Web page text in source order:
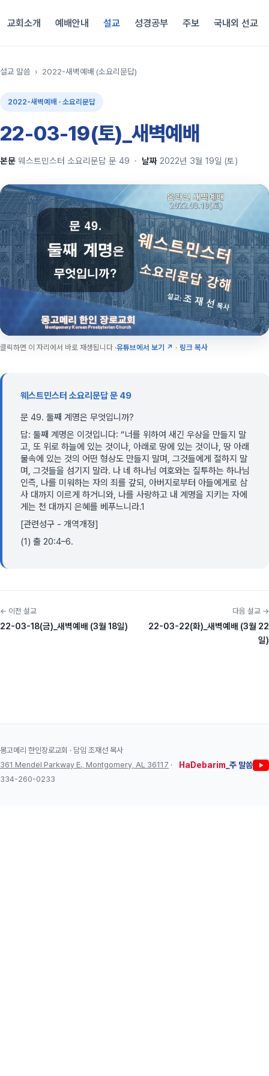
교회소개 예배안내 설교 성경공부 주보 국내외 선교
설교 말씀 › 2022-새벽예배 (소요리문답)
2022-새벽예배 · 소요리문답
22-03-19(토)_새벽예배
본문 웨스트민스터 소요리문답 문 49 · 날짜 2022년 3월 19일 (토)
클릭하면 이 자리에서 바로 재생됩니다 ·유튜브에서 보기 ↗ · 링크 복사
웨스트민스터 소요리문답 문 49
문 49. 둘째 계명은 무엇입니까?
답: 둘째 계명은 이것입니다: “너를 위하여 새긴 우상을 만들지 말
고, 또 위로 하늘에 있는 것이나, 아래로 땅에 있는 것이나, 땅 아래
물속에 있는 것의 어떤 형상도 만들지 말며, 그것들에게 절하지 말
며, 그것들을 섬기지 말라. 나 네 하나님 여호와는 질투하는 하나님
인즉, 나를 미워하는 자의 죄를 갚되, 아버지로부터 아들에게로 삼
사 대까지 이르게 하거니와, 나를 사랑하고 내 계명을 지키는 자에
게는 천 대까지 은혜를 베푸느니라.1
[관련성구 - 개역개정]
(1) 출 20:4–6.
← 이전 설교
22-03-18(금)_새벽예배 (3월 18일)
다음 설교 →
22-03-22(화)_새벽예배 (3월 22
일)
몽고메리 한인장로교회 · 담임 조재선 목사
361 Mendel Parkway E., Montgomery, AL 36117 ·
334-260-0233
HaDebarim _주 말씀